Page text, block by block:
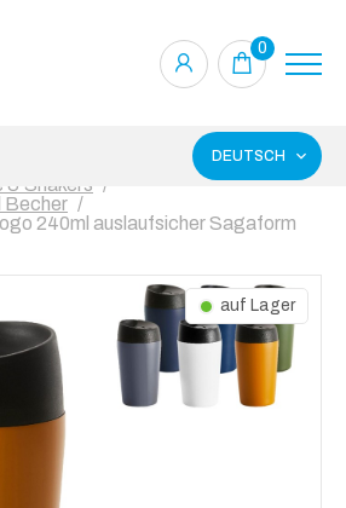
0
DEUTSCH
& Shakers
Becher
240ml auslaufsicher Sagaform
auf Lager